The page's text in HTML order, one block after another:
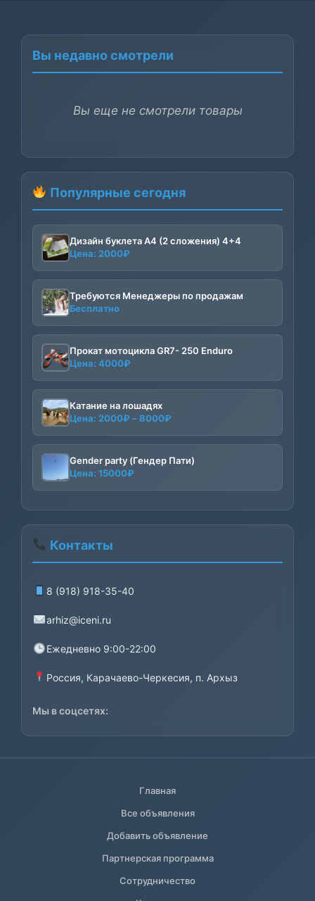
Вы недавно смотрели
Вы еще не смотрели товары
Популярные сегодня
Дизайн буклета А4 (2 сложения) 4+4
Цена: 2000₽
Требуются Менеджеры по продажам
Бесплатно
Прокат мотоцикла GR7- 250 Enduro
Цена: 4000₽
Катание на лошадях
Цена: 2000₽ –8000₽
2000₽
–
Gender party (Гендер Пати)
Цена: 15000₽
Контакты
8 (918) 918-35-40
arhiz@iceni.ru
Ежедневно 9:00-22:00
Россия, Карачаево-Черкесия, п. Архыз
Мы в соцсетях:
Главная
Все объявления
Добавить объявление
Партнерская программа
Сотрудничество